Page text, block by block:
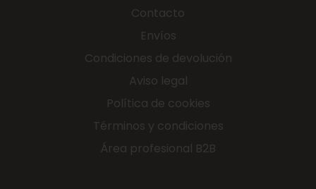
Contacto
Envíos
Condiciones de devolución
Aviso legal
Política de cookies
Términos y condiciones
Área profesional B2B